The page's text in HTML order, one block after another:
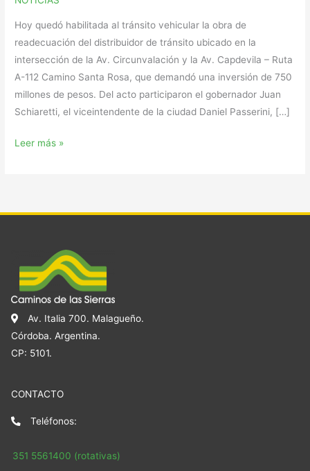
Hoy quedó habilitada al tránsito vehicular la obra de
readecuación del distribuidor de tránsito ubicado en la
intersección de la Av. Circunvalación y la Av. Capdevila – Ruta
A-112 Camino Santa Rosa, que demandó una inversión de 750
millones de pesos. Del acto participaron el gobernador Juan
Schiaretti, el viceintendente de la ciudad Daniel Passerini, […]
Leer más »
Av. Italia 700. Malagueño.
Córdoba. Argentina.
CP: 5101.
CONTACTO
Teléfonos:
351 5561400 (rotativas)